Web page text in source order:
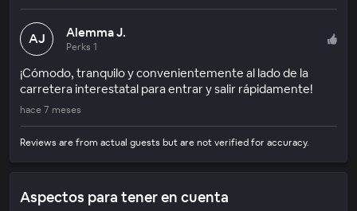
AJ Alemma J.
Perks 1
¡Cómodo, tranquilo y convenientemente al lado de la
carretera interestatal para entrar y salir rápidamente!
hace 7 meses
Reviews are from actual guests but are not verified for accuracy.
Aspectos para tener en cuenta